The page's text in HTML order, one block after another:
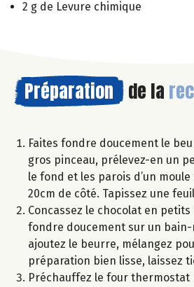
2 g de Levure chimique
Préparation de la
Faites fondre doucement le
gros pinceau, prélevez-en un
le fond et les parois d’un
20cm de côté. Tapissez une
Concassez le chocolat en
fondre doucement sur un
ajoutez le beurre, mélangez
préparation bien lisse, laissez
Préchauffez le four thermostat